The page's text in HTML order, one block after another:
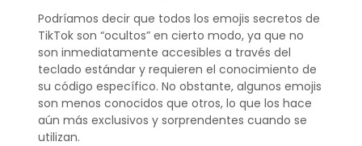
Podríamos decir que todos los emojis secretos de
TikTok son “ocultos” en cierto modo, ya que no
son inmediatamente accesibles a través del
teclado estándar y requieren el conocimiento de
su código específico. No obstante, algunos emojis
son menos conocidos que otros, lo que los hace
aún más exclusivos y sorprendentes cuando se
utilizan.